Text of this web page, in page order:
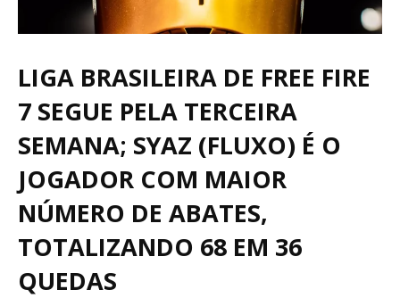
LIGA BRASILEIRA DE FREE FIRE
7 SEGUE PELA TERCEIRA
SEMANA; SYAZ (FLUXO) É O
JOGADOR COM MAIOR
NÚMERO DE ABATES,
TOTALIZANDO 68 EM 36
QUEDAS